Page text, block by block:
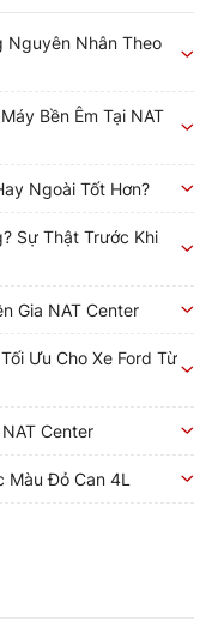
Nguyên Nhân Theo
Bền Êm Tại NAT
Ngoài Tốt Hơn?
Sự Thật Trước Khi
Gia NAT Center
Ưu Cho Xe Ford Từ
Center
Đỏ Can 4L